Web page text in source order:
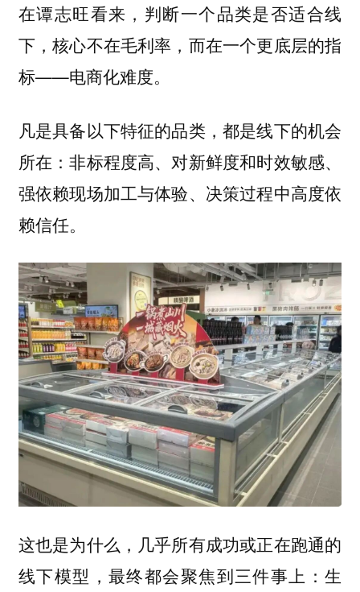
在谭志旺看来，判断一个品类是否适合线
下，核心不在毛利率，而在一个更底层的指
标——电商化难度。
凡是具备以下特征的品类，都是线下的机会
所在：非标程度高、对新鲜度和时效敏感、
强依赖现场加工与体验、决策过程中高度依
赖信任。
这也是为什么，几乎所有成功或正在跑通的
线下模型，最终都会聚焦到三件事上：生